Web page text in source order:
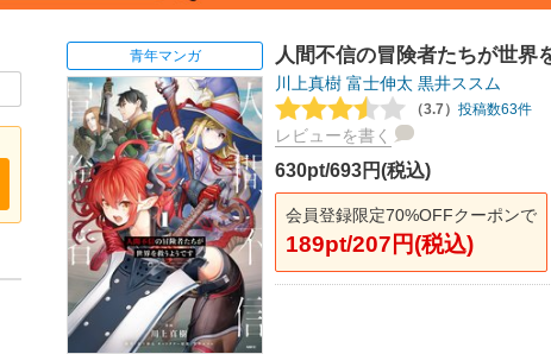
青年マンガ 人間不信の冒険者たちが世
川上真樹 富士伸太 黒井ススム
（3.7） 投稿数63件
レビューを書く
630pt/693円(税込)
会員登録限定70%OFFクーポンで
189pt/207円(税込)